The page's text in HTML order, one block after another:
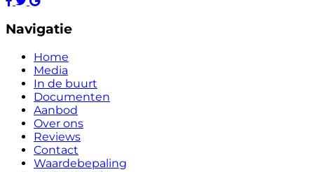
Navigatie
Home
Media
In de buurt
Documenten
Aanbod
Over ons
Reviews
Contact
Waardebepaling